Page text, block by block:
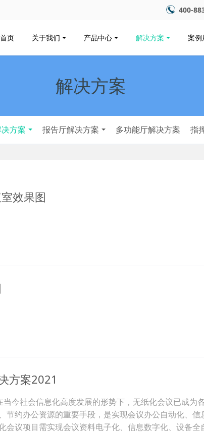
400-
页 关于我们 产品中心 解决方案 案例
解决方案
方案 报告厅解决方案 多功能厅解决方案 指
效果图
方案2021
今社会信息化高度发展的形势下，无纸化会议已成为
节约办公资源的重要手段，是实现会议办公自动化、信
会议项目需实现会议资料电子化、信息数字化、设备全